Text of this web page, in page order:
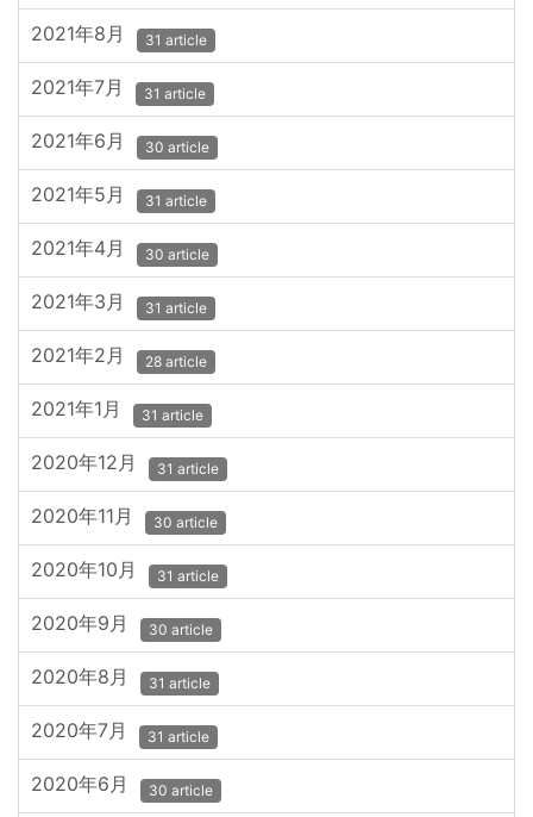
2021年8月 31 article
2021年7月 31 article
2021年6月 30 article
2021年5月 31 article
2021年4月 30 article
2021年3月 31 article
2021年2月 28 article
2021年1月 31 article
2020年12月 31 article
2020年11月 30 article
2020年10月 31 article
2020年9月 30 article
2020年8月 31 article
2020年7月 31 article
2020年6月 30 article